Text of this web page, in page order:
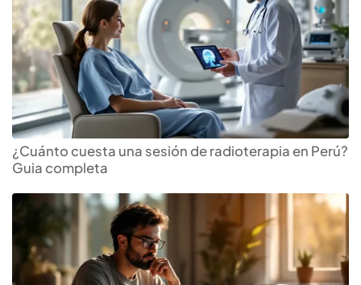
¿Cuánto cuesta una sesión de radioterapia en Perú?
Guia completa